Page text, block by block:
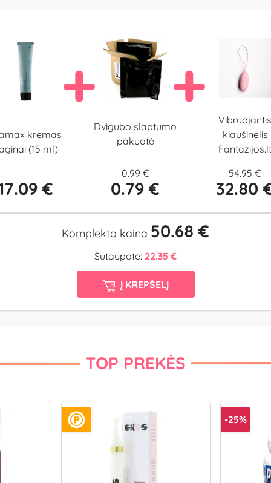
kremas
(15 ml)
€
Dvigubo slaptumo
pakuotė
0.99 €
0.79 €
Vibruojantis
kiaušinėlis
Fantazijos.lt
54.95 €
32.80
Komplekto kaina 50.68 €
Sutaupote: 22.35 €
Į KREPŠELĮ
TOP PREKĖS
-25%